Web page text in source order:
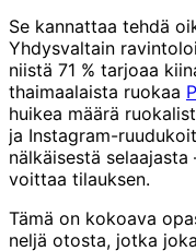
Se kannattaa tehdä
Yhdysvaltain
niistä 71 % tarjoaa
thaimaalaista ruokaa
huikea määrä
ja Instagram-
nälkäisestä
voittaa tilauksen.
Tämä on kokoava
neljä otosta, jotka